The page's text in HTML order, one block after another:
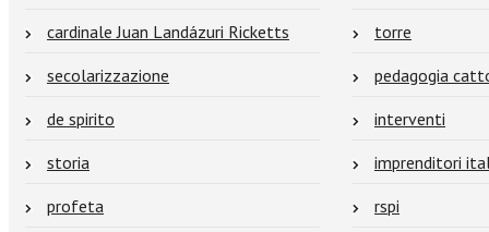
cardinale Juan Landázuri Ricketts
torre
secolarizzazione
pedagogia
de spirito
interventi
storia
imprenditori
profeta
rspi